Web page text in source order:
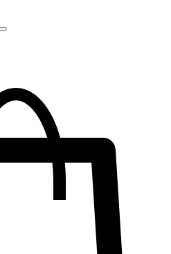
Search